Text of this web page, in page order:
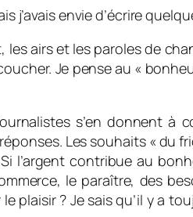
j’avais envie d’écrire
airs et les paroles de
Je pense au «
s’en donnent
Les souhaits « du
Si l’argent contribue au
le paraître, des
plaisir ? Je sais qu’il y a